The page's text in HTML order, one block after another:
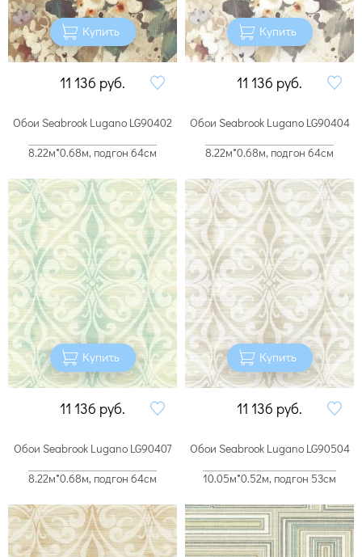
Купить
11 136 руб.
Купить
11 136 руб.
Обои Seabrook Lugano LG90402
8.22м*0.68м, подгон 64см
Купить
11 136 руб.
Обои Seabrook Lugano LG90404
8.22м*0.68м, подгон 64см
Купить
11 136 руб.
Обои Seabrook Lugano LG90407
8.22м*0.68м, подгон 64см
Обои Seabrook Lugano LG90504
10.05м*0.52м, подгон 53см